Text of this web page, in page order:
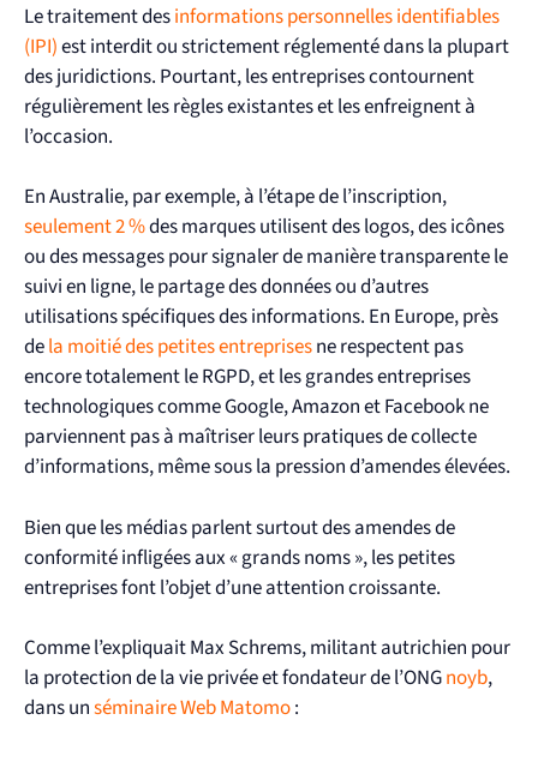
Le traitement desinformations personnelles identifiables
(IPI)est interdit ou strictement réglementé dans la plupart
des juridictions. Pourtant, les entreprises contournent
régulièrement les règles existantes et les enfreignent à
l’occasion.
En Australie, par exemple, à l’étape de l’inscription,
seulement 2 %des marques utilisent des logos, des icônes
ou des messages pour signaler de manière transparente le
suivi en ligne, le partage des données ou d’autres
utilisations spécifiques des informations. En Europe, près
dela moitié des petites entreprisesne respectent pas
encore totalement le RGPD, et les grandes entreprises
technologiques comme Google, Amazon et Facebook ne
parviennent pas à maîtriser leurs pratiques de collecte
d’informations, même sous la pression d’amendes élevées.
Bien que les médias parlent surtout des amendes de
conformité infligées aux « grands noms », les petites
entreprises font l’objet d’une attention croissante.
Comme l’expliquait Max Schrems, militant autrichien pour
la protection de la vie privée et fondateur de l’ONGnoyb,
dans unséminaire Web Matomo: